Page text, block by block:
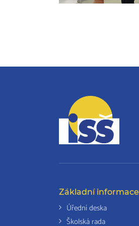
Základní informace
Úřední deska
Školská rada